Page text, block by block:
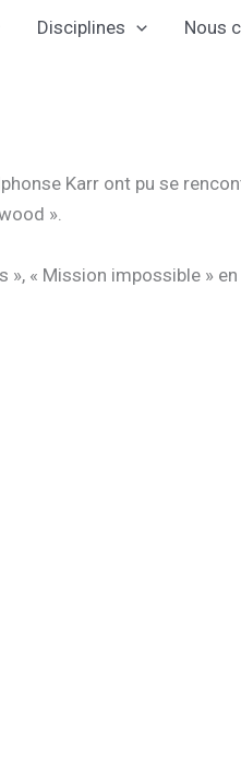
Disciplines Nous
Karr ont pu se
».
», « Mission impossible »